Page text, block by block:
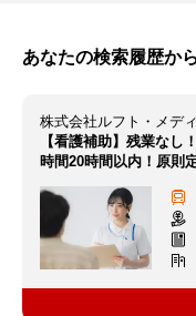
あなたの検索履歴か
【看護補助】残業なし
時間20時間以内！原則